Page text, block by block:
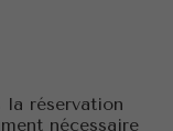
la réservation
nécessaire